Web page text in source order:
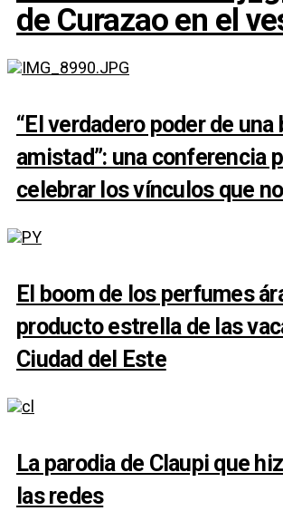
de Curazao en el
“El verdadero poder de una
amistad”: una conferencia
celebrar los vínculos que
El boom de los perfumes
producto estrella de las
Ciudad del Este
La parodia de Claupi que
las redes